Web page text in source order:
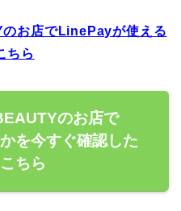
お店でLinePayが使える
ちら
のお店で
を今すぐ確認した
ちら